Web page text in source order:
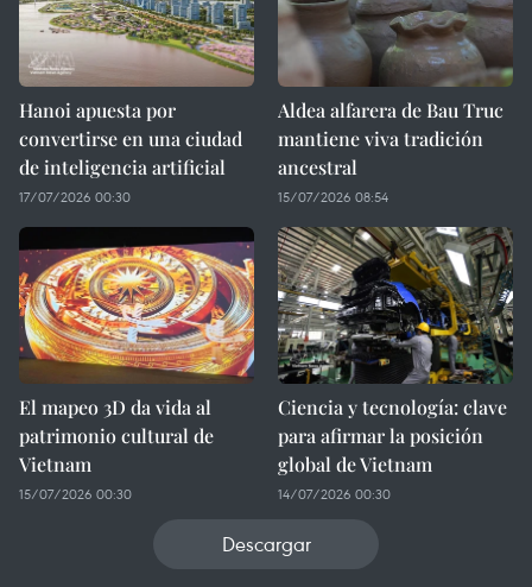
Hanoi apuesta por
convertirse en una ciudad
de inteligencia artificial
17/07/2026 00:30
Aldea alfarera de Bau Truc
mantiene viva tradición
ancestral
15/07/2026 08:54
El mapeo 3D da vida al
patrimonio cultural de
Vietnam
15/07/2026 00:30
Ciencia y tecnología: clave
para afirmar la posición
global de Vietnam
14/07/2026 00:30
Descargar